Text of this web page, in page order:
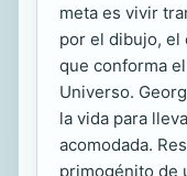
meta es vivir
por el dibujo, el
que conforma
Universo.
la vida para
acomodada.
primogénito de